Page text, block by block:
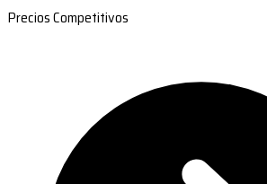
Precios Competitivos